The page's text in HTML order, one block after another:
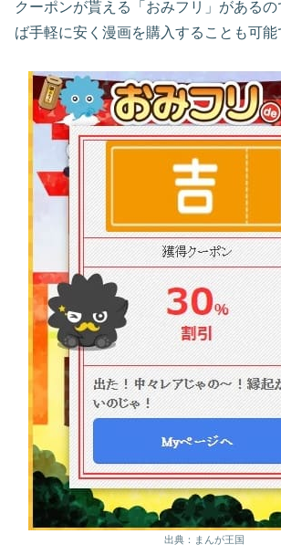
クーポンが貰える「おみフリ」がある
ば手軽に安く漫画を購入することも可能
出典：まんが王国